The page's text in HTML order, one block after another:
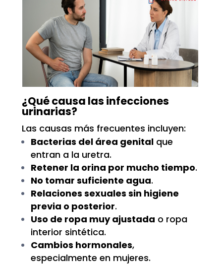
¿Qué causa las infecciones
urinarias?
Las causas más frecuentes incluyen:
Bacterias del área genitalque
entran a la uretra.
Retener la orina por mucho tiempo.
No tomar suficiente agua.
Relaciones sexuales sin higiene
previa o posterior.
Uso de ropa muy ajustada o ropa
interior sintética.
Cambios hormonales,
especialmente en mujeres.